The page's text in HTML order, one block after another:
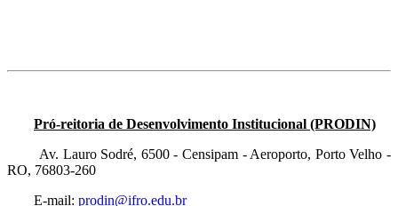
Pró-reitoria de Desenvolvimento Institucional (PRODIN)
Av. Lauro Sodré, 6500 - Censipam - Aeroporto, Porto Velho -
RO, 76803-260
E-mail: prodin@ifro.edu.br